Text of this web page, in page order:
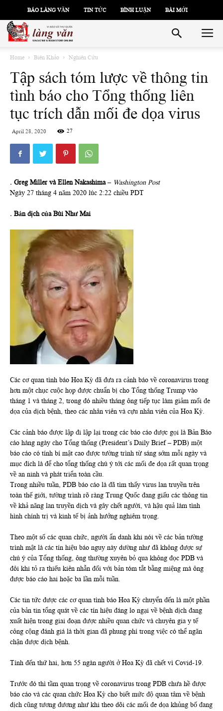
BÁO LÀNG VĂN TIN TỨC BÌNH LUẬN BÀI MỚI
Home Biên Khảo Nghiên Cứu
Tập sách tóm lược về thông tin
tình báo cho Tổng thống liên
tục trích dẫn mối đe dọa virus
April 28, 2020 27
. Greg Miller và Ellen Nakashima– Washington Post
Ngày 27 tháng 4 năm 2020 lúc 2:22 chiều PDT
. Bản dịch của Bùi Như Mai
Các cơ quan tình báo Hoa Kỳ đã đưa ra cảnh báo về coronavirus trong
hơn một chục cuộc họp được chuẩn bị cho Tổng thống Trump vào
tháng 1 và tháng 2, trong đó nhiều tháng ông tiếp tục làm giảm mối đe
dọa của dịch bệnh, theo các nhân viên và cựu nhân viên của Hoa Kỳ.
Các cảnh báo được lập đi lập lại trong các báo cáo được gọi là Bản Báo
cáo hàng ngày cho Tổng thống (President’s Daily Brief – PDB) một
báo cáo có tính bí mật cao được tường trình từ sáng sớm mỗi ngày và
mục đích là để cho tổng thống chú ý tới các mối đe dọa rất quan trọng
về an ninh và phát triển toàn cầu.
Trong nhiều tuần, PDB báo cáo là đã tìm thấy virus lan truyền trên
toàn thế giới, tường trình rõ ràng Trung Quốc đang giấu các thông tin
về khả năng lan truyền dịch và gây chết người, và hậu quả làm tình
hình chính trị và kinh tế bị ảnh hưởng nghiêm trọng.
Theo một số các quan chức, người ẩn danh khi nói về các bản tường
trình mật là các tín hiệu báo nguy này dường như đã không được sự
chú ý của Tổng thống, ông thường xuyên bỏ qua không đọc PDB và
đôi khi tỏ ra thiếu kiên nhẫn đối với bản tóm tắt bằng miệng mà ông
được báo cáo hai hoặc ba lần mỗi tuần.
Các tin tức được các cơ quan tình báo Hoa Kỳ chuyển đến là một phần
của bản tin tổng quát về các tín hiệu đáng lo ngại về bệnh dịch đang
xuất hiện trong giai đoạn được nhiều quan chức và chuyên gia y tế
công cộng đánh giá là thời gian đã phung phí trong việc có thể ngăn
chận được dịch bệnh.
Tính đến thứ hai, hơn 55 ngàn người ở Hoa Kỳ đã chết vì Covid-19.
Trước đó thì tầm quan trọng về coronavirus trong PDB chưa hề được
báo cáo và các quan chức Hoa Kỳ cho biết mức độ quan tâm về bệnh
dịch cũng tương đương như khi theo dõi các mối đe dọa khủng bố đang